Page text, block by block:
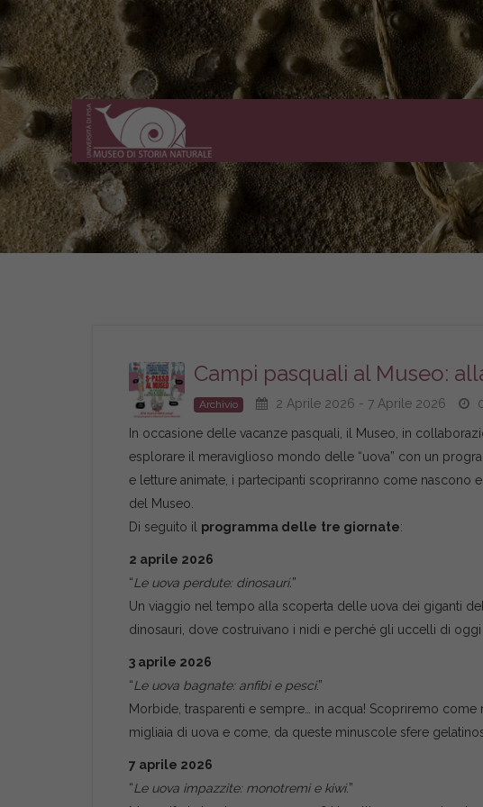
Museo
di
Storia
Naturale
dell'Università
di
Campi pasquali al Museo:
Archivio 2 Aprile 2026 - 7 Aprile 2026
In occasione delle vacanze pasquali, il Museo, in
esplorare il meraviglioso mondo delle “uova” con un
e letture animate, i partecipanti scopriranno come
del Museo.
Di seguito il programma delle tre giornate:
2 aprile 2026
“Le uova perdute: dinosauri.”
Un viaggio nel tempo alla scoperta delle uova dei giganti
dinosauri, dove costruivano i nidi e perché gli uccelli di
3 aprile 2026
“Le uova bagnate: anfibi e pesci.”
Morbide, trasparenti e sempre… in acqua! Scopriremo
migliaia di uova e come, da queste minuscole sfere
7 aprile 2026
“Le uova impazzite: monotremi e kiwi.”